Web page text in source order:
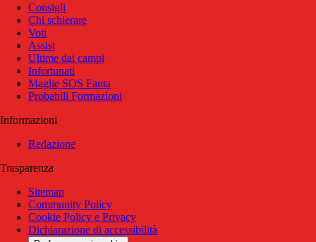
Consigli
Chi schierare
Voti
Assist
Ultime dai campi
Infortunati
Maglie SOS Fanta
Probabili Formazioni
Informazioni
Redazione
Trasparenza
Sitemap
Community Policy
Cookie Policy e Privacy
Dichiarazione di accessibilità